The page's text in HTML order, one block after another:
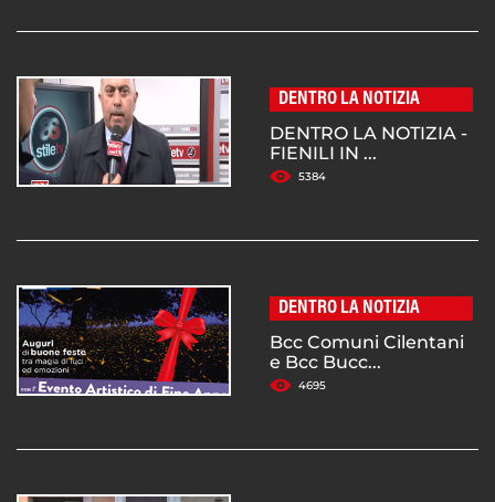
DENTRO LA NOTIZIA
DENTRO LA NOTIZIA -
FIENILI IN ...
5384
DENTRO LA NOTIZIA
Bcc Comuni Cilentani
e Bcc Bucc...
4695